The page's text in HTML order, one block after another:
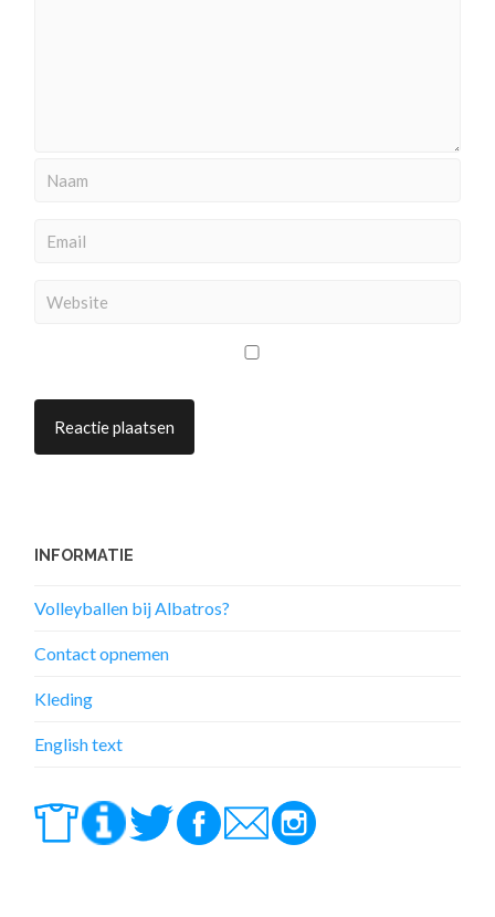
INFORMATIE
Volleyballen bij Albatros?
Contact opnemen
Kleding
English text